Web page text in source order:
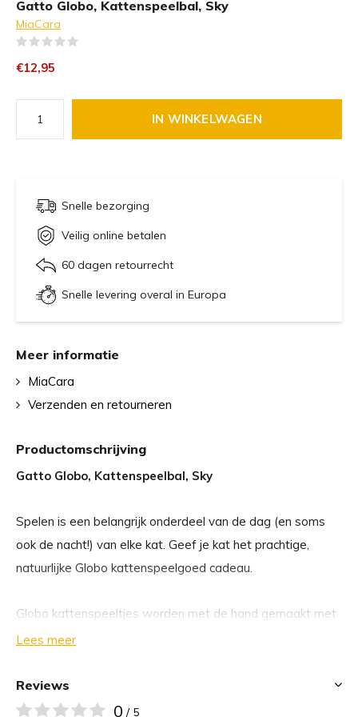
Gatto Globo, Kattenspeelbal, Sky
MiaCara
€12,95
IN WINKELWAGEN
Snelle bezorging
Veilig online betalen
60 dagen retourrecht
Snelle levering overal in Europa
Productomschrijving
Gatto Globo, Kattenspeelbal, Sky
Spelen is een belangrijk onderdeel van de dag (en soms
ook de nacht!) van elke kat. Geef je kat het prachtige,
natuurlijke Globo kattenspeelgoed cadeau.
Globo kattenspeeltjes worden met de hand gemaakt met
veel zorg en aandacht voor detail. Elk kattenspeeltje is
Door het speciale formaat en het zorgvuldig gekozen
materiaal kan je kat de speelballen grijpen met zijn
Lees meer
Meer informatie
MiaCara
Verzenden en retourneren
Reviews
0 / 5